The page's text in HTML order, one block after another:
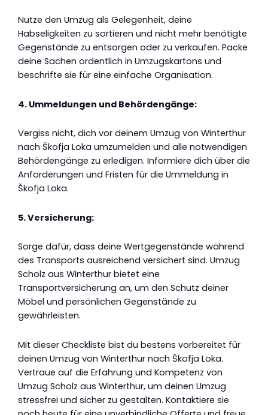
Nutze den Umzug als Gelegenheit, deine
Habseligkeiten zu sortieren und nicht mehr benötigte
Gegenstände zu entsorgen oder zu verkaufen. Packe
deine Sachen ordentlich in Umzugskartons und
beschrifte sie für eine einfache Organisation.
4. Ummeldungen und Behördengänge:
Vergiss nicht, dich vor deinem Umzug von Winterthur
nach Škofja Loka umzumelden und alle notwendigen
Behördengänge zu erledigen. Informiere dich über die
Anforderungen und Fristen für die Ummeldung in
Škofja Loka.
5. Versicherung:
Sorge dafür, dass deine Wertgegenstände während
des Transports ausreichend versichert sind. Umzug
Scholz aus Winterthur bietet eine
Transportversicherung an, um den Schutz deiner
Möbel und persönlichen Gegenstände zu
gewährleisten.
Mit dieser Checkliste bist du bestens vorbereitet für
deinen Umzug von Winterthur nach Škofja Loka.
Vertraue auf die Erfahrung und Kompetenz von
Umzug Scholz aus Winterthur, um deinen Umzug
stressfrei und sicher zu gestalten. Kontaktiere sie